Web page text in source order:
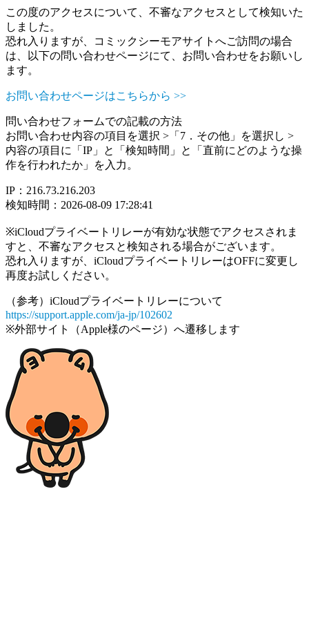
この度のアクセスについて、不審なアクセスとして検知いた
しました。
恐れ入りますが、コミックシーモアサイトへご訪問の場合
は、以下の問い合わせページにて、お問い合わせをお願いし
ます。
お問い合わせページはこちらから >>
問い合わせフォームでの記載の方法
お問い合わせ内容の項目を選択 >「7．その他」を選択し >
内容の項目に「IP」と「検知時間」と「直前にどのような操
作を行われたか」を入力。
IP：216.73.216.203
検知時間：2026-08-09 17:28:41
※iCloudプライベートリレーが有効な状態でアクセスされま
すと、不審なアクセスと検知される場合がございます。
恐れ入りますが、iCloudプライベートリレーはOFFに変更し
再度お試しください。
（参考）iCloudプライベートリレーについて
https://support.apple.com/ja-jp/102602
※外部サイト（Apple様のページ）へ遷移します